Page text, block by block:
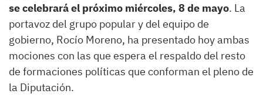
se celebrará el próximo miércoles, 8 de mayo. La
portavoz del grupo popular y del equipo de
gobierno, Rocío Moreno, ha presentado hoy ambas
mociones con las que espera el respaldo del resto
de formaciones políticas que conforman el pleno de
la Diputación.